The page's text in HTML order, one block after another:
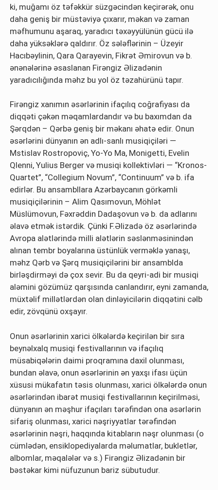
ki, muğamı öz təfəkkür süzgəcindən keçirərək, onu
daha geniş bir müstəviyə çıxarır, məkan və zaman
məfhumunu aşaraq, yaradıcı təxəyyülünün gücü ilə
daha yüksəklərə qaldırır. Öz sələflərinin – Üzeyir
Hacıbəylinin, Qara Qarayevin, Fikrət Əmirovun və b.
ənənələrinə əsaslanan Firəngiz Əlizadənin
yaradıcılığında məhz bu yol öz təzahürünü tapır.
Firəngiz xanımın əsərlərinin ifaçılıq coğrafiyası da
diqqəti çəkən məqamlardandır və bu baxımdan da
Şərqdən – Qərbə geniş bir məkanı əhatə edir. Onun
əsərlərini dünyanın ən adlı-sanlı musiqiçiləri —
Mstislav Rostropoviç, Yo-Yo Ma, Monigetti, Evelin
Qlenni, Yulius Berger və musiqi kollektivləri — “Kronos-
Quartet”, “Collegium Novum”, “Continuum” və b. ifa
edirlər. Bu ansambllara Azərbaycanın görkəmli
musiqiçilərinin – Alim Qasımovun, Möhlət
Müslümovun, Fəxrəddin Dadaşovun və b. da adlarını
əlavə etmək istərdik. Çünki F.Əlizadə öz əsərlərində
Avropa alətlərində milli alətlərin səslənməsinindən
alınan tembr boyalarına üstünlük verməklə yanaşı,
məhz Qərb və Şərq musiqiçilərini bir ansamblda
birləşdirməyi də çox sevir. Bu da qeyri-adi bir musiqi
aləmini gözümüz qarşısında canlandırır, eyni zamanda,
müxtəlif millətlərdən olan dinləyicilərin diqqətini cəlb
edir, zövqünü oxşayır.
Onun əsərlərinin xarici ölkələrdə keçirilən bir sıra
beynəlxalq musiqi festivallarının və ifaçılıq
müsabiqələrin daimi proqramına daxil olunması,
bundan əlavə, onun əsərlərinin ən yaxşı ifası üçün
xüsusi mükafatın təsis olunması, xarici ölkələrdə onun
əsərlərindən ibarət musiqi festivallarının keçirilməsi,
dünyanın ən məşhur ifaçıları tərəfindən ona əsərlərin
sifariş olunması, xarici nəşriyyatlar tərəfindən
əsərlərinin nəşri, haqqında kitabların nəşr olunması (o
cümlədən, ensiklopediyalarda məlumatlar, bukletlər,
albomlar, məqalələr və s.) Firəngiz Əlizadənin bir
bəstəkar kimi nüfuzunun bariz sübutudur.